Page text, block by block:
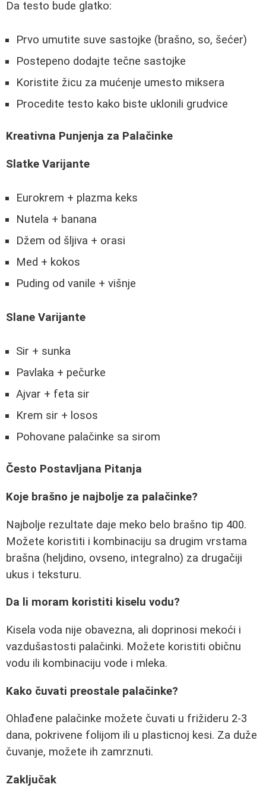
Da testo bude glatko:
Prvo umutite suve sastojke (brašno, so, šećer)
Postepeno dodajte tečne sastojke
Koristite žicu za mućenje umesto miksera
Procedite testo kako biste uklonili grudvice
Kreativna Punjenja za Palačinke
Slatke Varijante
Eurokrem + plazma keks
Nutela + banana
Džem od šljiva + orasi
Med + kokos
Puding od vanile + višnje
Slane Varijante
Sir + sunka
Pavlaka + pečurke
Ajvar + feta sir
Krem sir + losos
Pohovane palačinke sa sirom
Često Postavljana Pitanja
Koje brašno je najbolje za palačinke?
Najbolje rezultate daje meko belo brašno tip 400.
Možete koristiti i kombinaciju sa drugim vrstama
brašna (heljdino, ovseno, integralno) za drugačiji
ukus i teksturu.
Da li moram koristiti kiselu vodu?
Kisela voda nije obavezna, ali doprinosi mekoći i
vazdušastosti palačinki. Možete koristiti običnu
vodu ili kombinaciju vode i mleka.
Kako čuvati preostale palačinke?
Ohlađene palačinke možete čuvati u frižideru 2-3
dana, pokrivene folijom ili u plasticnoj kesi. Za duže
čuvanje, možete ih zamrznuti.
Zaključak